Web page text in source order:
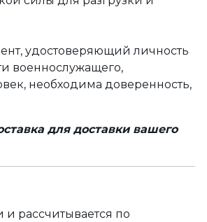
удостоверяющий личность
военнослужащего,
необходима доверенность,
для доставки вашего
рассчитывается по